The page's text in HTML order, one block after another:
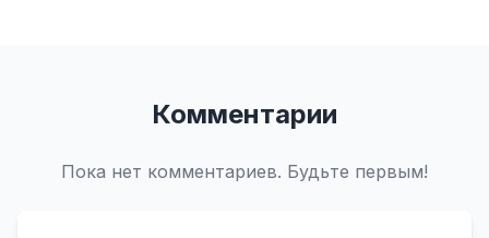
Комментарии
Пока нет комментариев. Будьте первым!